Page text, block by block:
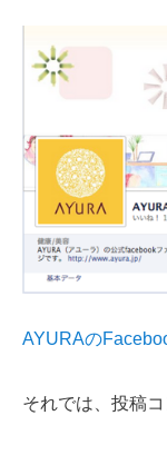
AYURAの
それでは、投稿